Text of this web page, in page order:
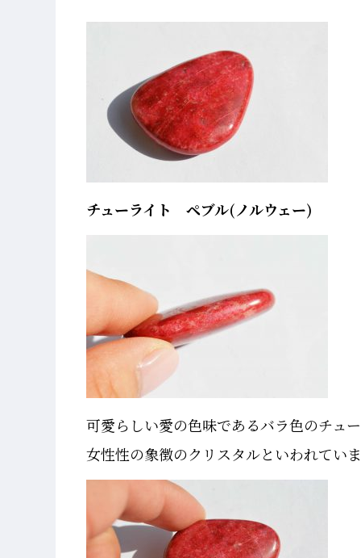
チューライト ペブル(ノルウェー)
可愛らしい愛の色味であるバラ色のチュ
女性性の象徴のクリスタルといわれてい